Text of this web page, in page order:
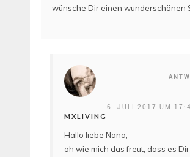
wünsche Dir einen wunderschönen
MXLIVING
6. JULI 2017 UM
Hallo liebe Nana,
oh wie mich das freut, dass es